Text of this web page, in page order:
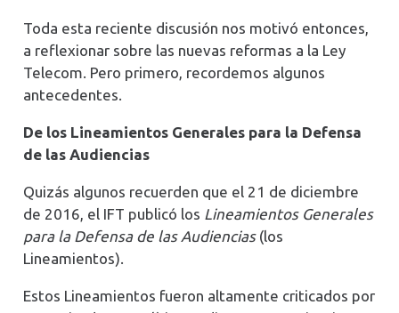
Toda esta reciente discusión nos motivó entonces,
a reflexionar sobre las nuevas reformas a la Ley
Telecom. Pero primero, recordemos algunos
antecedentes.
De los Lineamientos Generales para la Defensa
de las Audiencias
Quizás algunos recuerden que el 21 de diciembre
de 2016, el IFT publicó los Lineamientos Generales
para la Defensa de las Audiencias(los
Lineamientos).
Estos Lineamientos fueron altamente criticados por